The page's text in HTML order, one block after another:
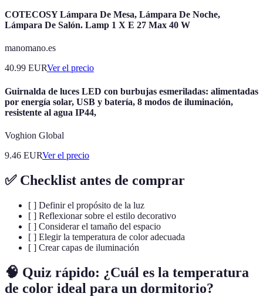
COTECOSY Lámpara De Mesa, Lámpara De Noche,
Lámpara De Salón. Lamp 1 X E 27 Max 40 W
manomano.es
40.99 EURVer el precio
Guirnalda de luces LED con burbujas esmeriladas: alimentadas
por energía solar, USB y batería, 8 modos de iluminación,
resistente al agua IP44,
Voghion Global
9.46 EURVer el precio
✅ Checklist antes de comprar
[ ] Definir el propósito de la luz
[ ] Reflexionar sobre el estilo decorativo
[ ] Considerar el tamaño del espacio
[ ] Elegir la temperatura de color adecuada
[ ] Crear capas de iluminación
🧠 Quiz rápido: ¿Cuál es la temperatura
de color ideal para un dormitorio?